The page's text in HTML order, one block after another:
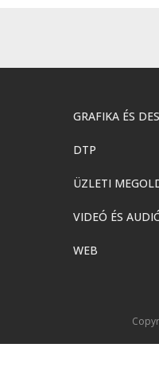
GRAFIKA ÉS
DTP
ÜZLETI
VIDEÓ ÉS
WEB